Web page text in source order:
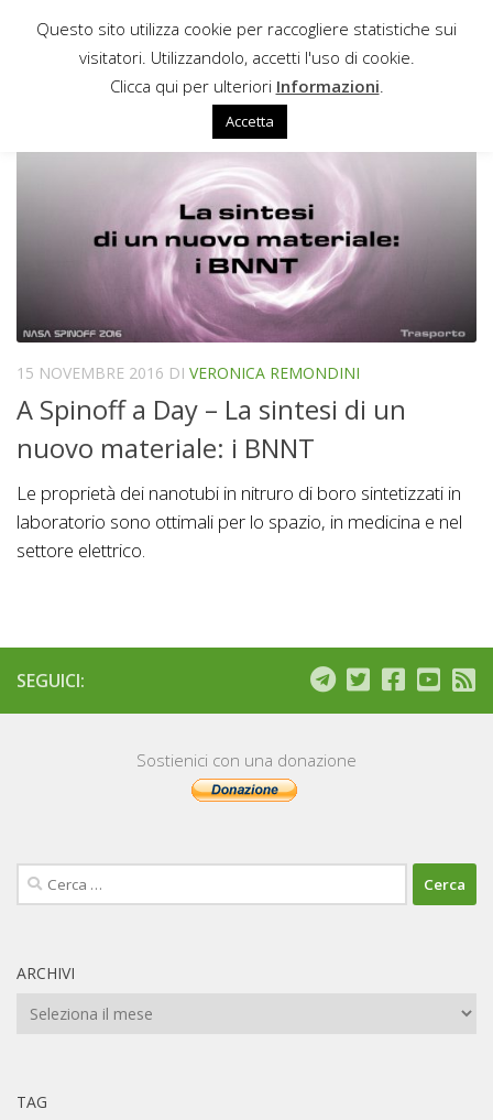
Sotto il contenuto
SINTETIZZAZIONE
15 NOVEMBRE 2016 DI VERONICA REMONDINI
A Spinoff a Day – La sintesi di un
nuovo materiale: i BNNT
Le proprietà dei nanotubi in nitruro di boro sintetizzati in
laboratorio sono ottimali per lo spazio, in medicina e nel
settore elettrico.
SEGUICI:
Sostienici con una donazione
Ricerca
per:
ARCHIVI
Archivi
TAG
Questo sito utilizza cookie per raccogliere statistiche sui
visitatori. Utilizzandolo, accetti l'uso di cookie.
Clicca qui per ulteriori Informazioni
Accetta